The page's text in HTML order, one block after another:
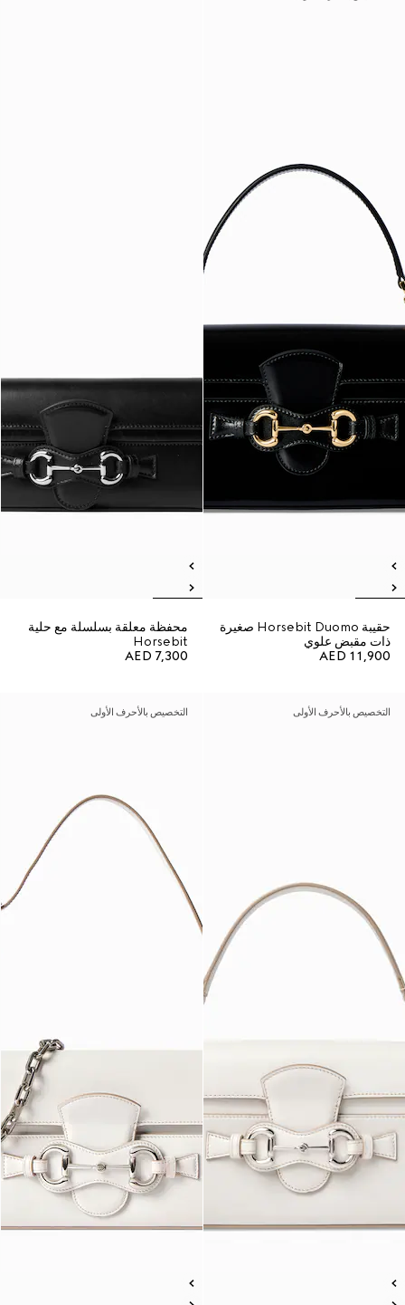
حقيبة Horsebit Duomo صغيرة
ذات مقبض علوي
AED 11,900
محفظة معلقة بسلسلة مع حلية
Horsebit
AED 7,300
التخصيص بالأحرف الأولى التخصيص بالأحرف الأولى